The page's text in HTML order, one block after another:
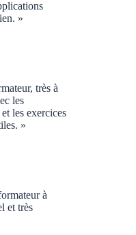
»
très à
les
les exercices
»
à
et très